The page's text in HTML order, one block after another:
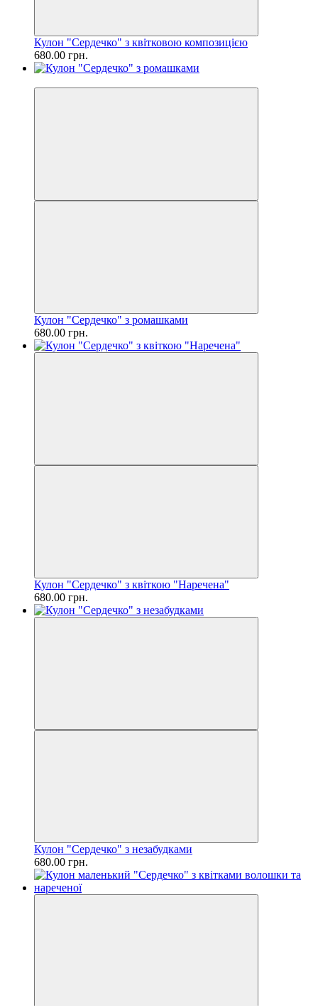
Кулон "Сердечко" з квітковою композицією
680.00 грн.
Кулон "Сердечко" з ромашками
680.00 грн.
Кулон "Сердечко" з квіткою "Наречена"
680.00 грн.
Кулон "Сердечко" з незабудками
680.00 грн.